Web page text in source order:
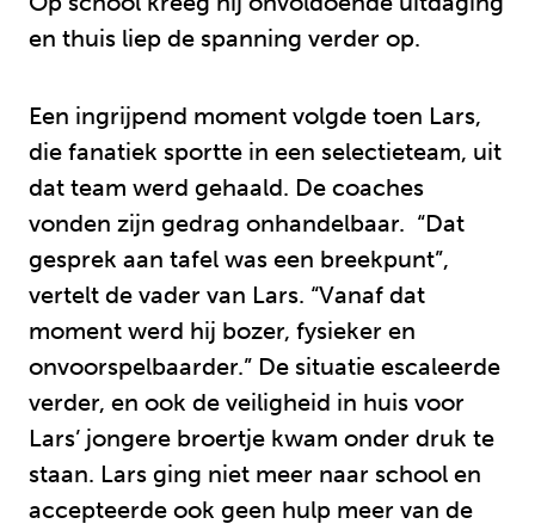
en thuis liep de spanning verder op.
Een ingrijpend moment volgde toen Lars,
die fanatiek sportte in een selectieteam, uit
dat team werd gehaald. De coaches
vonden zijn gedrag onhandelbaar. “Dat
gesprek aan tafel was een breekpunt”,
vertelt de vader van Lars. “Vanaf dat
moment werd hij bozer, fysieker en
onvoorspelbaarder.” De situatie escaleerde
verder, en ook de veiligheid in huis voor
Lars’ jongere broertje kwam onder druk te
staan. Lars ging niet meer naar school en
accepteerde ook geen hulp meer van de